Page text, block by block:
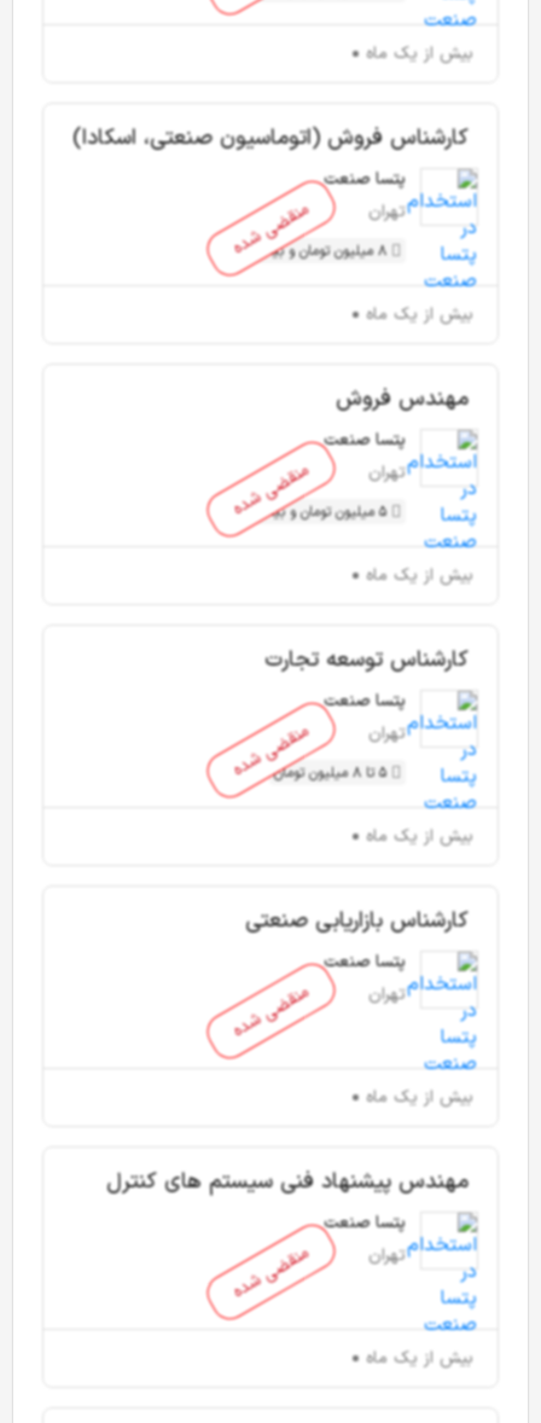
بیش از یک ماه
منقضی شده
کارشناس فروش (اتوماسیون صنعتی، اسکادا)
پتسا صنعت
تهران
8 میلیون تومان و بیشتر
بیش از یک ماه
منقضی شده
مهندس فروش
پتسا صنعت
تهران
5 میلیون تومان و بیشتر
بیش از یک ماه
منقضی شده
کارشناس توسعه تجارت
پتسا صنعت
تهران
5 تا 8 میلیون تومان
بیش از یک ماه
منقضی شده
کارشناس بازاریابی صنعتی
پتسا صنعت
تهران
بیش از یک ماه
منقضی شده
مهندس پیشنهاد فنی سیستم های کنترل
پتسا صنعت
تهران
بیش از یک ماه